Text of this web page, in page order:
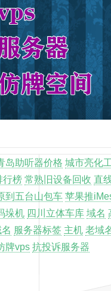
岛助听器价格 城市亮化
行榜 常熟旧设备回收 直
到五台山包车 苹果推
垛机 四川立体车库 域名
服务器标签 主机 老域
牌vps 抗投诉服务器